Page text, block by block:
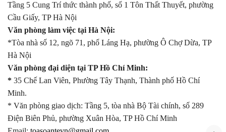
Tầng 5 Cung Trí thức thành phố, số 1 Tôn Thất Thuyết, phường
Cầu Giấy, TP Hà Nội
Văn phòng làm việc tại Hà Nội:
*Tòa nhà số 12, ngõ 71, phố Láng Hạ, phường Ô Chợ Dừa, TP
Hà Nội
Văn phòng đại diện tại TP Hồ Chí Minh:
* 35 Chế Lan Viên, Phường Tây Thạnh, Thành phố Hồ Chí
Minh.
* Văn phòng giao dịch: Tầng 5, tòa nhà Bộ Tài chính, số 289
Điện Biên Phủ, phường Xuân Hòa, TP Hồ Chí Minh